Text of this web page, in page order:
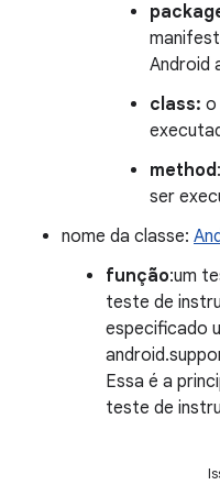
Android
class: o
method
ser
nome da classe:
função:um
teste de
especificado
Essa é a
teste de